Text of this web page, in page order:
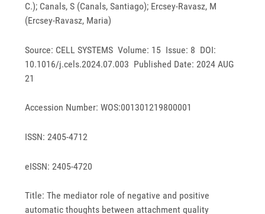
C.); Canals, S (Canals, Santiago); Ercsey-Ravasz, M
(Ercsey-Ravasz, Maria)
Source: CELL SYSTEMS Volume: 15 Issue: 8 DOI:
10.1016/j.cels.2024.07.003 Published Date: 2024 AUG
21
Accession Number: WOS:001301219800001
ISSN: 2405-4712
eISSN: 2405-4720
Title: The mediator role of negative and positive
automatic thoughts between attachment quality